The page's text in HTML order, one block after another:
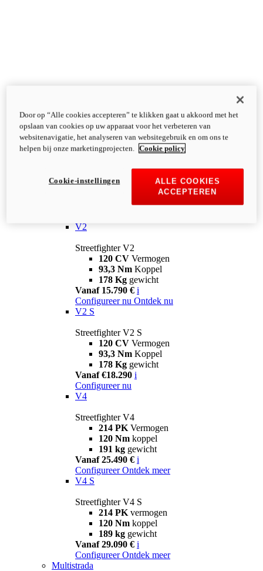
V2
Streetfighter V2
120 CV Vermogen
93,3 Nm Koppel
178 Kg gewicht
Vanaf 15.790 € i
Configureer nu Ontdek nu
V2 S
Streetfighter V2 S
120 CV Vermogen
93,3 Nm Koppel
178 Kg gewicht
Vanaf €18.290 i
Configureer nu
V4
Streetfighter V4
214 PK Vermogen
120 Nm koppel
191 kg gewicht
Vanaf 25.490 € i
Configureer Ontdek meer
V4 S
Streetfighter V4 S
214 PK vermogen
120 Nm koppel
189 kg gewicht
Vanaf 29.090 € i
Configureer Ontdek meer
Multistrada
Door op “Alle cookies accepteren” te klikken gaat u akkoord met het
opslaan van cookies op uw apparaat voor het verbeteren van
websitenavigatie, het analyseren van websitegebruik en om ons te
helpen bij onze marketingprojecten.
Cookie policy
ALLE COOKIES
ACCEPTEREN
Cookie-instellingen